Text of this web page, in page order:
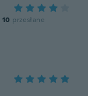
10 przesłane